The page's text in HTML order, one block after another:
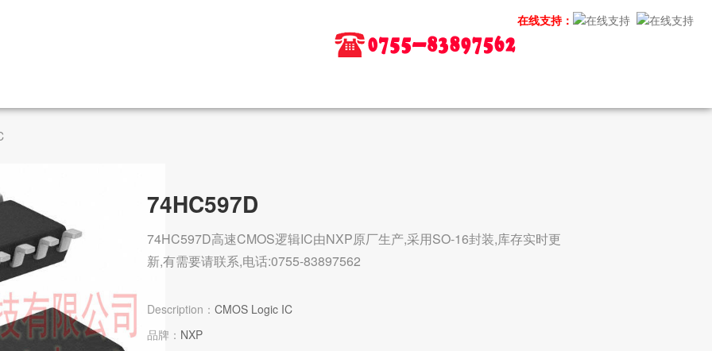
在线支持：
74HC597D
74HC597D高速CMOS逻辑IC由NXP原厂生产,采用SO-16封装,库存实时更
新,有需要请联系,电话:0755-83897562
Description： CMOS Logic IC
品牌： NXP